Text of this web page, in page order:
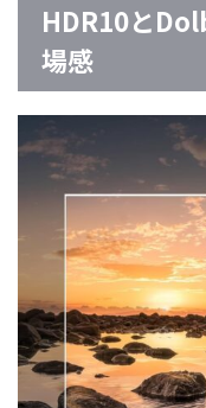
HDR10と
場感